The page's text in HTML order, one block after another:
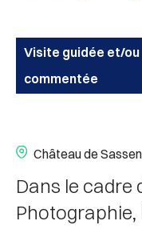
Visite guidée et/ou
commentée
Château de
Dans le cadre